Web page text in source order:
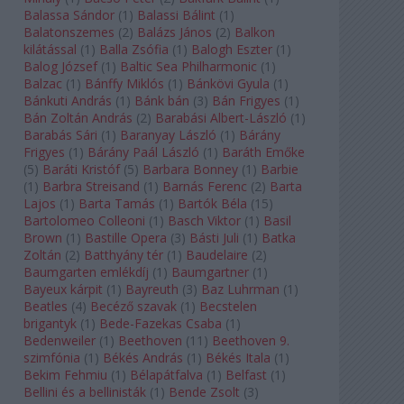
Balassa Sándor (1 ) Balassi Bálint (1 )
Balatonszemes (2) Balázs János (2) Balkon
kilátással (1 ) Balla Zsófia (1 ) Balogh Eszter (1 )
Balog József (1 ) Baltic Sea Philharmonic (1 )
Balzac (1 ) Bánffy Miklós (1 ) Bánkövi Gyula (1 )
Bánkuti András (1 ) Bánk bán (3) Bán Frigyes (1 )
Bán Zoltán András (2) Barabási Albert-László (1 )
Barabás Sári (1 ) Baranyay László (1 ) Bárány
Frigyes (1 ) Bárány Paál László (1 ) Baráth Emőke
(5) Baráti Kristóf (5) Barbara Bonney (1 ) Barbie
(1 ) Barbra Streisand (1 ) Barnás Ferenc (2) Barta
Lajos (1 ) Barta Tamás (1 ) Bartók Béla (15)
Bartolomeo Colleoni (1 ) Basch Viktor (1 ) Basil
Brown (1 ) Bastille Opera (3) Básti Juli (1 ) Batka
Zoltán (2) Batthyány tér (1 ) Baudelaire (2)
Baumgarten emlékdíj (1 ) Baumgartner (1 )
Bayeux kárpit (1 ) Bayreuth (3) Baz Luhrman (1 )
Beatles (4) Becéző szavak (1 ) Becstelen
brigantyk (1 ) Bede-Fazekas Csaba (1 )
Bedenweiler (1 ) Beethoven (11 ) Beethoven 9.
szimfónia (1 ) Békés András (1 ) Békés Itala (1 )
Bekim Fehmiu (1 ) Bélapátfalva (1 ) Belfast (1 )
Bellini és a bellinisták (1 ) Bende Zsolt (3)